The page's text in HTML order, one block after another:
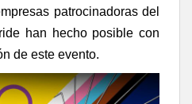
patrocinadoras del
han hecho posible con
de este evento.